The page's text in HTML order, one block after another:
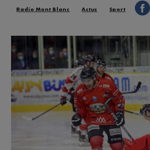
Radio Mont Blanc Actus Sport